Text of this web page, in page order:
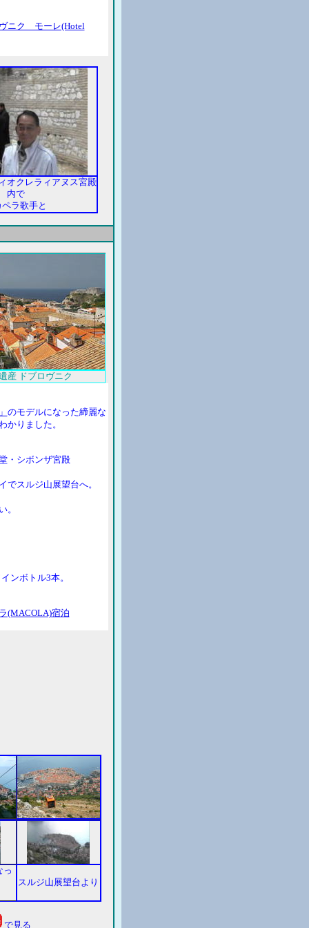
ニク モーレ(Hotel
オクレラィアヌス宮殿
内で
ラ歌手と
産 ドブロヴニク
のモデルになった締麗な
りました。
・シボンザ宮殿
スルジ山展望台へ。
。
ンボトル3本。
(MACOLA)宿泊
っ
スルジ山展望台より
で見る